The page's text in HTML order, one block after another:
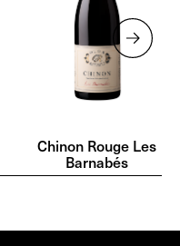
Chinon Rouge Les
Barnabés